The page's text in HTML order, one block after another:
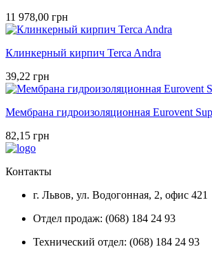
11 978,00 грн
Клинкерный кирпич Terca Andra
39,22 грн
Мембрана гидроизоляционная Eurovent
82,15 грн
Контакты
г. Львов, ул. Водогонная, 2, офис 421
Отдел продаж: (068) 184 24 93
Технический отдел: (068) 184 24 93